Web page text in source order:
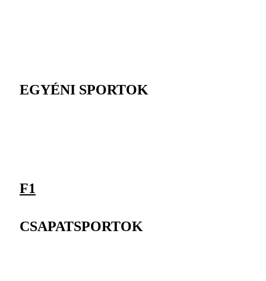
EGYÉNI SPORTOK
F1
CSAPATSPORTOK